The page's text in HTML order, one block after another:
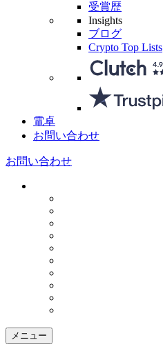
受賞歴
Insights
ブログ
Crypto Top Lists
電卓
お問い合わせ
お問い合わせ
メニュー